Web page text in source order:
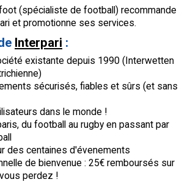
(spécialiste de football) recommande
et promotionne ses services.
Interpari :
existante depuis 1990 (Interwetten
sécurisés, fiables et sûrs (et sans
dans le monde !
, du football au rugby en passant par
des centaines d'évenements
de bienvenue : 25€ remboursés sur
perdez !
bug